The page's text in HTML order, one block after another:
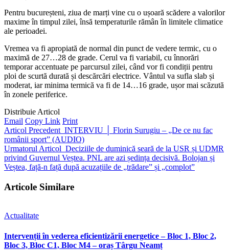
Pentru bucureșteni, ziua de marți vine cu o ușoară scădere a valorilor
maxime în timpul zilei, însă temperaturile rămân în limitele climatice
ale perioadei.
Vremea va fi apropiată de normal din punct de vedere termic, cu o
maximă de 27…28 de grade. Cerul va fi variabil, cu înnorări
temporar accentuate pe parcursul zilei, când vor fi condiții pentru
ploi de scurtă durată și descărcări electrice. Vântul va sufla slab și
moderat, iar minima termică va fi de 14…16 grade, ușor mai scăzută
în zonele periferice.
Distribuie Articol
Email Copy Link Print
Articol Precedent INTERVIU │ Florin Surugiu – „De ce nu fac
românii sport” (AUDIO)
Urmatorul Articol Deciziile de duminică seară de la USR și UDMR
privind Guvernul Veștea. PNL are azi ședința decisivă. Bolojan și
Veștea, față-n față după acuzațiile de „trădare” și „complot”
Articole Similare
Actualitate
Intervenții în vederea eficientizării energetice – Bloc 1, Bloc 2,
Bloc 3, Bloc C1, Bloc M4 – oraș Târgu Neamț